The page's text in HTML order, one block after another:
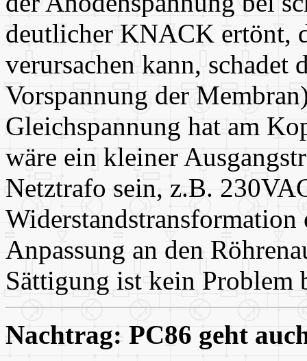
deutlicher KNACK ertönt,
verursachen kann, schadet
Vorspannung der
Gleichspannung hat am
wäre ein kleiner
Netztrafo sein, z.B.
Widerstandstransformation
Anpassung an den
Sättigung ist kein Problem
Nachtrag: PC86 geht